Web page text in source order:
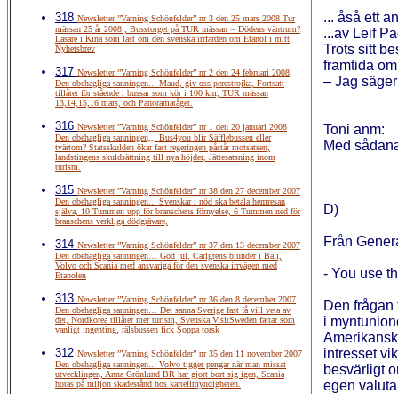
318 Newsletter ”Varning Schönfelder” nr 3 den 25 mars 2008 Tur
mässan 25 år 2008 , Busstorget på TUR mässan = Dödens väntrum?
Läsare i Kina som läst om den svenska irrfärden om Etanol i mitt
Nyhetsbrev
317 Newsletter ”Varning Schönfelder” nr 2 den 24 februari 2008
Den obehagliga sanningen... Maud, giv oss perestrojka, Fortsatt
tillåtet för stående i bussar som kör i 100 km, TUR mässan
13,14,15,16 mars, och Panoramatåget.
316 Newsletter ”Varning Schönfelder” nr 1 den 20 januari 2008
Den obehagliga sanningen,,, Bus4you blir Säfflebussen eller
tvärtom? Statsskulden ökar fast regeringen påstår motsatsen,
landstingens skuldsättning till nya höjder, Jättesatsning inom
turism.
315 Newsletter ”Varning Schönfelder” nr 38 den 27 december 2007
Den obehagliga sanningen... Svenskar i nöd ska betala hemresan
själva, 10 Tummen upp för branschens förnyelse, 6 Tummen ned för
branschens verkliga dödgrävare,
314 Newsletter ”Varning Schönfelder” nr 37 den 13 december 2007
Den obehagliga sanningen… God jul, Carlgrens blunder i Bali,
Volvo och Scania med ansvariga för den svenska irrvägen med
Etanolen
313 Newsletter ”Varning Schönfelder” nr 36 den 8 december 2007
Den obehagliga sanningen… Det sanna Sverige fast få vill veta av
det, Nordkorea tillåter mer turism, Svenska VisitSweden fattar som
vanligt ingenting, rälsbussen fick Soppa torsk
312 Newsletter ”Varning Schönfelder” nr 35 den 11 november 2007
Den obehagliga sanningen... Volvo tigger pengar när man missat
utvecklingen, Anna Grönlund BR har gjort bort sig igen, Scania
hotas på miljon skadestånd hos kartellmyndigheten.
... åså ett
...av Leif
Trots sitt
framtida
– Jag
Toni anm:
Med
D)
Från
- You use
Den
i
intresset
besvärligt
egen